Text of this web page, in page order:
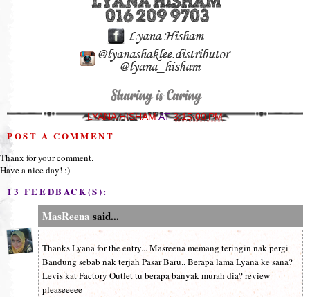
LYANA HISHAMAT3:15:00 PM
POST A COMMENT
Thanx for your comment.
Have a nice day! :)
13 FEEDBACK(S):
MasReena said...
Thanks Lyana for the entry... Masreena memang teringin nak pergi
Bandung sebab nak terjah Pasar Baru.. Berapa lama Lyana ke sana?
Levis kat Factory Outlet tu berapa banyak murah dia? review
pleaseeeee